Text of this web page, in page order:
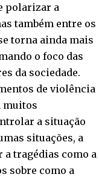
polarizar a
também entre os
torna ainda mais
o foco das
da sociedade.
de violência
muitos
a situação
situações, a
tragédias como a
sobre como a